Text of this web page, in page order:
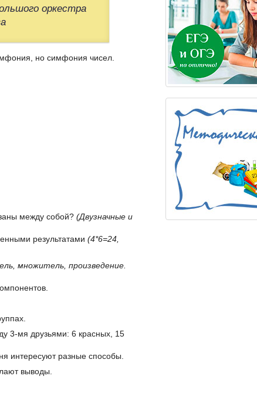
оркестра
но симфония чисел.
между собой? (Двузначные и
результатами (4*6=24,
множитель, произведение.
3-мя друзьями: 6 красных, 15
интересуют разные способы.
выводы.